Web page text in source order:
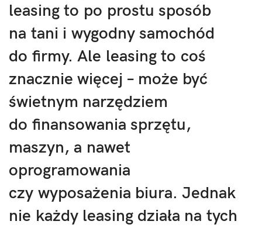
leasing to po prostu sposób
na tani i wygodny samochód
do firmy. Ale leasing to coś
znacznie więcej – może być
świetnym narzędziem
do finansowania sprzętu,
maszyn, a nawet
oprogramowania
czy wyposażenia biura. Jednak
nie każdy leasing działa na tych